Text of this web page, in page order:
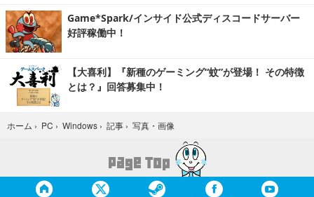
Game*Spark/インサイド公式ディスコードサーバー
好評稼働中！
【大喜利】『新種のゲーミング“蚊”が登場！ その特徴
とは？』回答募集中！
ホーム › PC › Windows › 記事 › 写真・画像